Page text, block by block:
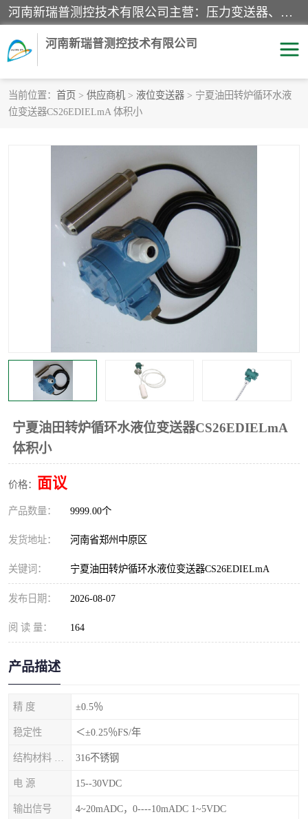
河南新瑞普测控技术有限公司主营：压力变送器、液位变送器、差压变送器、雷达料位计、电容物位计、温度显示控制仪表、电量变送器、流量计、工业自动化系统成套设备。
河南新瑞普测控技术有限公司
当前位置： 首页 > 供应商机 > 液位变送器 > 宁夏油田转炉循环水液
位变送器CS26EDIELmA 体积小
宁夏油田转炉循环水液位变送器CS26EDIELmA
体积小
价格： 面议
产品数量： 9999.00个
发货地址： 河南省郑州中原区
关键词： 宁夏油田转炉循环水液位变送器CS26EDIELmA
发布日期： 2026-08-07
阅 读 量： 164
产品描述
精 度 ±0.5％
稳定性 ＜±0.25％FS/年
316不锈钢
电 源 15--30VDC
输出信号 4~20mADC，0----10mADC 1~5VDC
霍尼韦尔压力变送器
雷达料位计
标准型工业压力变送器 罐旁显示仪
温度传感器变送器
电容物位计
电量变送器
流量计 工业自动化系统成套设备